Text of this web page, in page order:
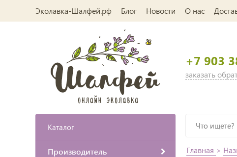
Эколавка-Шалфей.рф Блог Новости О нас
+7 903
заказать
Каталог
Производитель Главная >